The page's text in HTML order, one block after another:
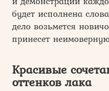
будет исполнена
дело возьмется
принесет
Красивые
оттенков лака